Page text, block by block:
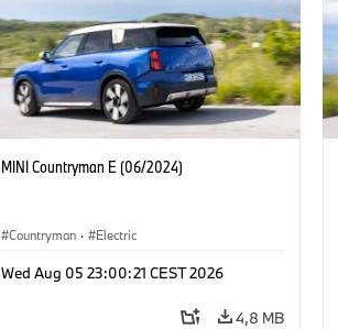
MINI Countryman E (06/2024)
Countryman · Electric
Wed Aug 05 23:00:21 CEST 2026
4,8 MB